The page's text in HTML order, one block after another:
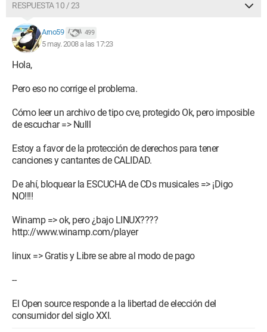
RESPUESTA 10 / 23
Arno59 499
5 may. 2008 a las 17:23
Hola,
Pero eso no corrige el problema.
Cómo leer un archivo de tipo cve, protegido Ok, pero imposible
de escuchar => Nulll
Estoy a favor de la protección de derechos para tener
canciones y cantantes de CALIDAD.
De ahí, bloquear la ESCUCHA de CDs musicales => ¡Digo
NO!!!!
Winamp => ok, pero ¿bajo LINUX????
http://www.winamp.com/player
linux => Gratis y Libre se abre al modo de pago
--
El Open source responde a la libertad de elección del
consumidor del siglo XXI.